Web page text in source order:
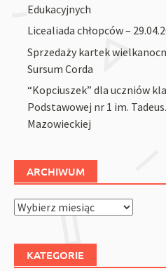
Edukacyjnych
Licealiada chłopców –
Sprzedaży kartek
Sursum Corda
“Kopciuszek” dla uczniów
Podstawowej nr 1 im.
Mazowieckiej
ARCHIWUM
Archiwum
KATEGORIE